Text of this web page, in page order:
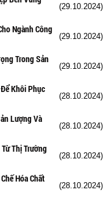
(29.10.2024)
Ngành Công
(29.10.2024)
Trong Sản
(29.10.2024)
Để Khôi Phục
(28.10.2024)
Lượng Và
(28.10.2024)
Thị Trường
(28.10.2024)
Hóa Chất
(28.10.2024)